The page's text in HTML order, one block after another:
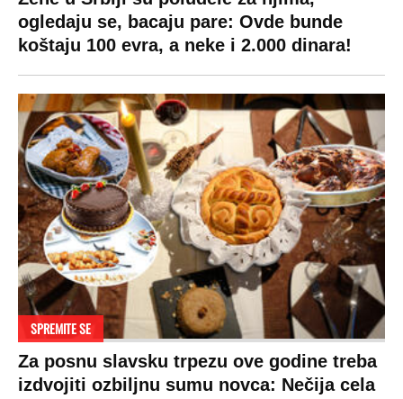
Život
Zdravlje
Hi-Tech
Kultura
Planeta
Globalno zagrevanje
Hrvatska
BiH
Crna Gora
Makedonija
Auto
Impressum
Kontakt
Politika o kolačićima
Uslovi korišćenja
Politika privatnosti
Privacy policy
Terms of service
Prijatelji sajta
Pratite nas na: